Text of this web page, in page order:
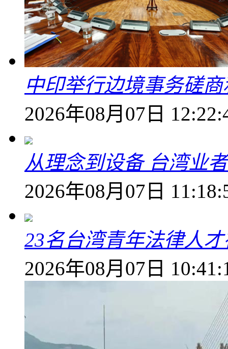
中印举行边境事务磋
2026年08月07日
从理念到设备 台湾业
2026年08月07日
23名台湾青年法律人
2026年08月07日